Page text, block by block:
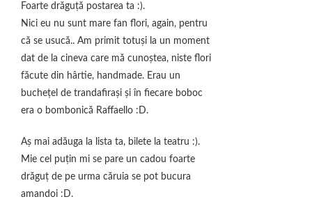
Foarte drăguță postarea ta :).
Nici eu nu sunt mare fan flori, again, pentru
că se usucă.. Am primit totuși la un moment
dat de la cineva care mă cunoștea, niste flori
făcute din hârtie, handmade. Erau un
buchețel de trandafirași și în fiecare boboc
era o bombonică Raffaello :D.
Aș mai adăuga la lista ta, bilete la teatru :).
Mie cel puțin mi se pare un cadou foarte
drăguț de pe urma căruia se pot bucura
amandoi :D.